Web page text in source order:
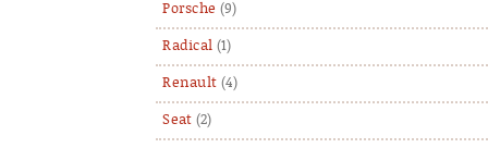
Porsche (9)
Radical (1)
Renault (4)
Seat (2)